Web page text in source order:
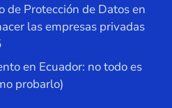
de Protección de Datos en
las empresas privadas
en Ecuador: no todo es
probarlo)